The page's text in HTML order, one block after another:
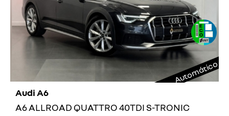
Automático
Audi A6
A6 ALLROAD QUATTRO 40TDI S-TRONIC